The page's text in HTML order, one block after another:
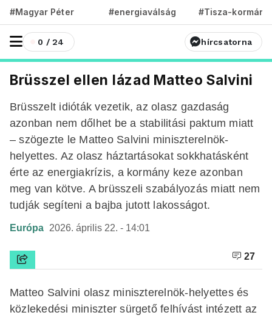
#Magyar Péter #energiaválság #Tisza-kormány
0 / 24 hírcsatorna
Brüsszel ellen lázad Matteo Salvini
Brüsszelt idióták vezetik, az olasz gazdaság
azonban nem dőlhet be a stabilitási paktum miatt
– szögezte le Matteo Salvini miniszterelnök-
helyettes. Az olasz háztartásokat sokkhatásként
érte az energiakrízis, a kormány keze azonban
meg van kötve. A brüsszeli szabályozás miatt nem
tudják segíteni a bajba jutott lakosságot.
Európa 2026. április 22. - 14:01
27
Matteo Salvini olasz miniszterelnök-helyettes és
közlekedési miniszter sürgető felhívást intézett az